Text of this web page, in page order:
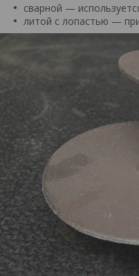
сварной —
литой с лопастью —